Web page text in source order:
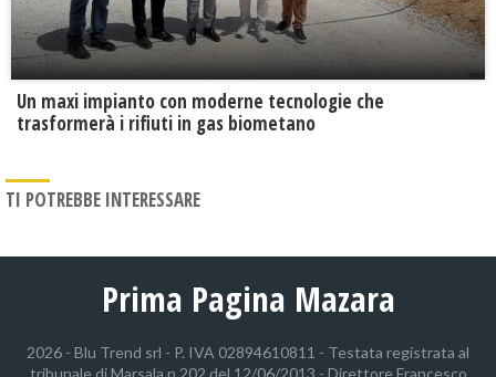
Un maxi impianto con moderne tecnologie che
trasformerà i rifiuti in gas biometano
TI POTREBBE INTERESSARE
Prima Pagina Mazara
2026 - Blu Trend srl - P. IVA 02894610811 - Testata registrata al
tribunale di Marsala n.202 del 12/06/2013 - Direttore Francesco